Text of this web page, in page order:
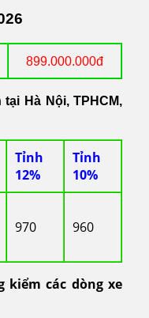
899.000.000đ
Hà Nội, TPHCM,
Tỉnh
12%
Tỉnh
10%
970 960
kiểm các dòng xe